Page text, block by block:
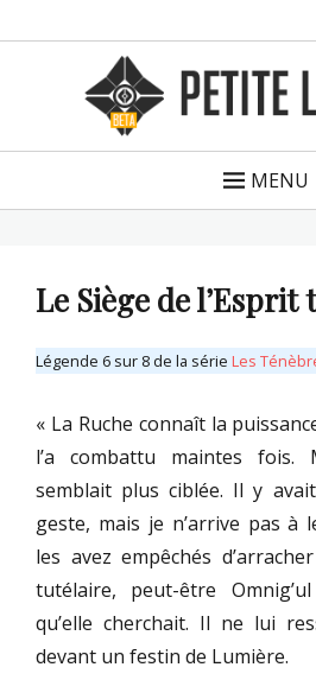
MENU
Le Siège de
Légende 6 sur 8 de la série Les
« La Ruche connaît la
l’a combattu maintes fois.
semblait plus ciblée. Il y
geste, mais je n’arrive pas à
les avez empêchés
tutélaire, peut-être
qu’elle cherchait. Il ne lui
devant un festin de Lumière.